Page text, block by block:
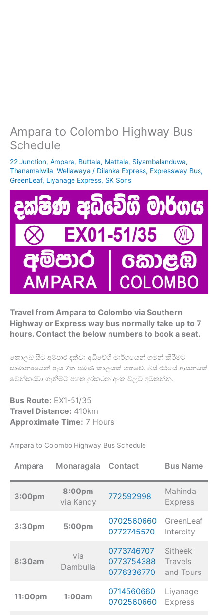
Ampara to Colombo Highway Bus
Schedule
22 Junction, Ampara, Buttala, Mattala, Siyambalanduwa,
Thanamalwila, Wellawaya / Dilanka Express, Expressway Bus,
GreenLeaf, Liyanage Express, SK Sons
Travel from Ampara to Colombo via Southern
Highway or Express way bus normally take up to 7
hours. Contact the below numbers to book a seat.
කොලබ සිට අම්පාර දක්වා අධිවේගී මාර්ගයෙන් ගමන් කිරීමට
සාමාන්‍යයෙන් පැය 7ක පමණ කාලයක් ගතවේ. බස් රථයේ ආසනයක්
වෙන්කරවා ගැනීමට පහත දුරකථන අංක වලට අමතන්න.
Bus Route: EX1-51/35
Travel Distance: 410km
Approximate Time: 7 Hours
Ampara to Colombo Highway Bus Schedule
Ampara Monaragala Contact Bus Name
3:00pm
8:00pm
via Kandy
772592998
Mahinda
Express
3:30pm 5:00pm
0702560660
0772745570
GreenLeaf
Intercity
8:30am
via
Dambulla
0773746707
0773754388
0776336770
Sitheek
Travels
and Tours
11:00pm 1:00am
0714560660
0702560660
Liyanage
Express